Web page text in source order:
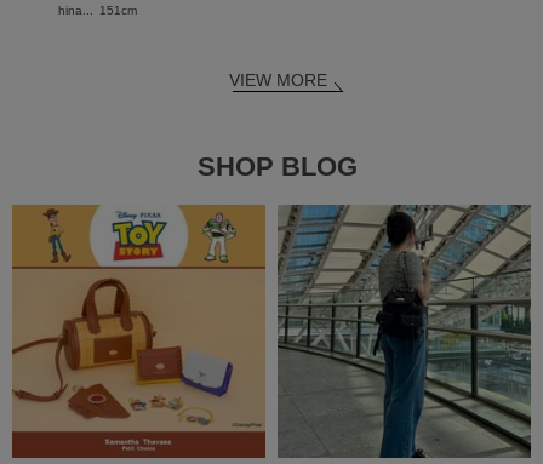
hina... 151cm
VIEW MORE
SHOP BLOG